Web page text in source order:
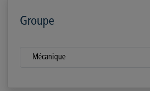
Groupe
Mécanique